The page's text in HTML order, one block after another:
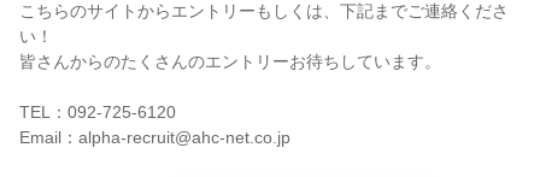
こちらのサイトからエントリーもしくは、下記までご連絡くださ
い！
皆さんからのたくさんのエントリーお待ちしています。
TEL：092-725-6120
Email：alpha-recruit@ahc-net.co.jp